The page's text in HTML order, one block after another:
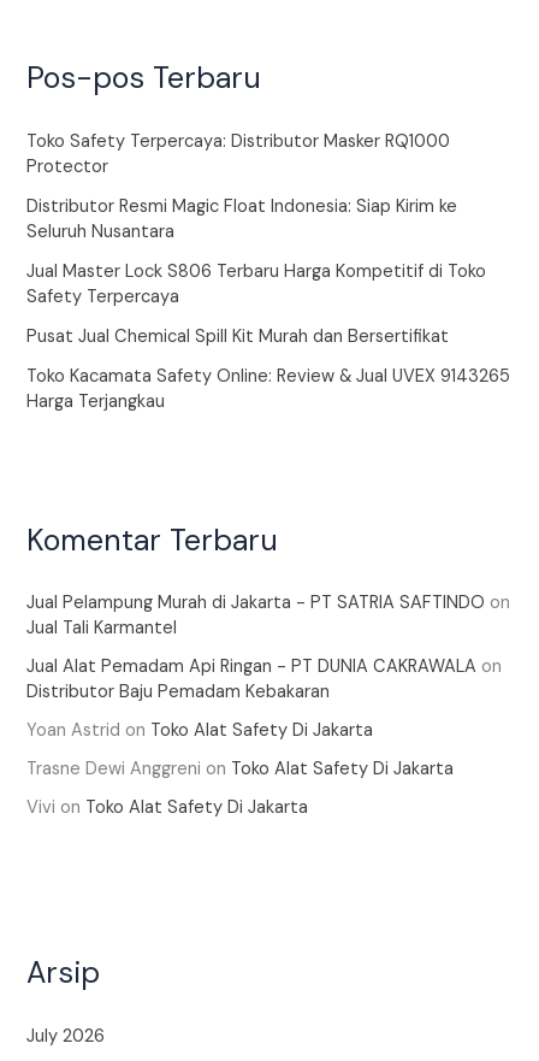
Pos-pos Terbaru
Toko Safety Terpercaya: Distributor Masker RQ1000
Protector
Distributor Resmi Magic Float Indonesia: Siap Kirim ke
Seluruh Nusantara
Jual Master Lock S806 Terbaru Harga Kompetitif di Toko
Safety Terpercaya
Pusat Jual Chemical Spill Kit Murah dan Bersertifikat
Toko Kacamata Safety Online: Review & Jual UVEX 9143265
Harga Terjangkau
Komentar Terbaru
Jual Pelampung Murah di Jakarta - PT SATRIA SAFTINDO on
Jual Tali Karmantel
Jual Alat Pemadam Api Ringan - PT DUNIA CAKRAWALA on
Distributor Baju Pemadam Kebakaran
Yoan Astrid on Toko Alat Safety Di Jakarta
Trasne Dewi Anggreni on Toko Alat Safety Di Jakarta
Vivi on Toko Alat Safety Di Jakarta
Arsip
July 2026